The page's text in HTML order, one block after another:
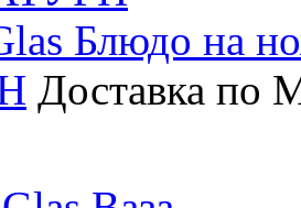
Блюдо на
Доставка по